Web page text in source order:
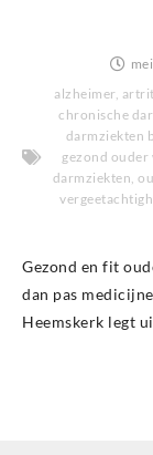
alzheimer,
chronische
darmziekten
gezond ouder
darmziekten,
Gezond en fit
dan pas
Heemskerk legt